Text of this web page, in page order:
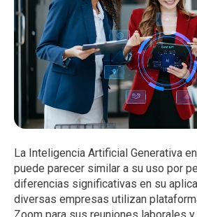
La Inteligencia Artificial Generativa
puede parecer similar a su uso por
diferencias significativas en su
diversas empresas utilizan